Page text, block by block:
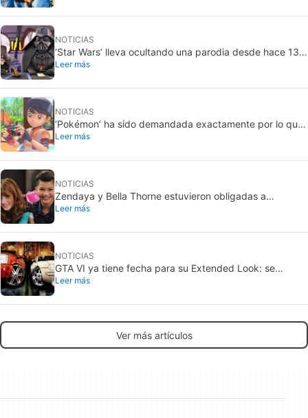
NOTICIAS
‘Star Wars’ lleva ocultando una parodia desde hace 13
años. Ahora por fin la sacará a la luz… pero solo para
Leer más
NOTICIAS
‘Pokémon’ ha sido demandada exactamente por lo que
jamás querría: grabar a gente sin su consentimiento en
Leer más
NOTICIAS
Zendaya y Bella Thorne estuvieron obligadas a
enfrentarse cuando eran actrices infantiles en Disney.
Leer más
NOTICIAS
GTA VI ya tiene fecha para su Extended Look: se
estrena en Netflix
Leer más
Ver más artículos